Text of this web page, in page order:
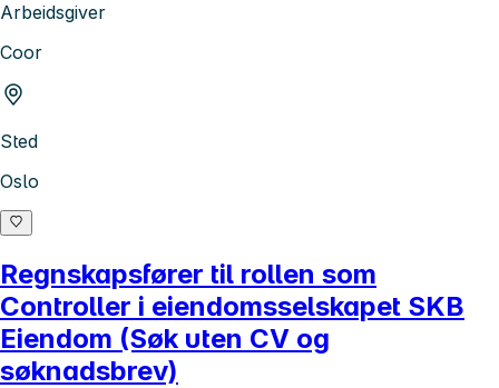
Arbeidsgiver
Coor
Sted
Oslo
Regnskapsfører til rollen som
Controller i eiendomsselskapet SKB
Eiendom (Søk uten CV og
søknadsbrev)